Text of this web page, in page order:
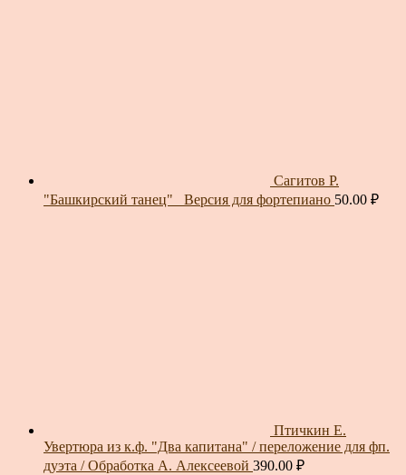
Сагитов Р.
"Башкирский танец"_ Версия для фортепиано 50.00 ₽
Птичкин Е.
Увертюра из к.ф. "Два капитана" / переложение для фп.
дуэта / Обработка А. Алексеевой 390.00 ₽